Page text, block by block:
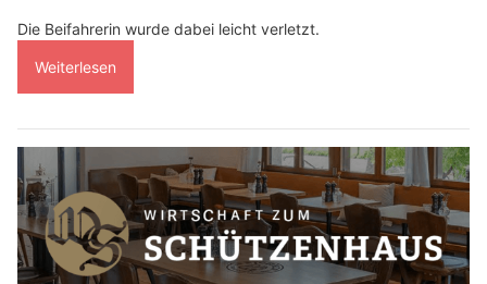
Die Beifahrerin wurde dabei leicht verletzt.
Weiterlesen